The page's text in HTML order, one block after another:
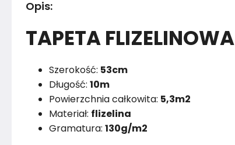
Opis:
TAPETA FLIZELINOWA
Szerokość: 53cm
Długość: 10m
Powierzchnia całkowita: 5,3m2
Materiał: flizelina
Gramatura: 130g/m2